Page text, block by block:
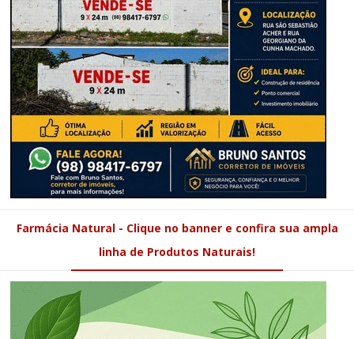
Farmácia Natural - Clique no banner e confira sua ampla
linha de Produtos Naturais!